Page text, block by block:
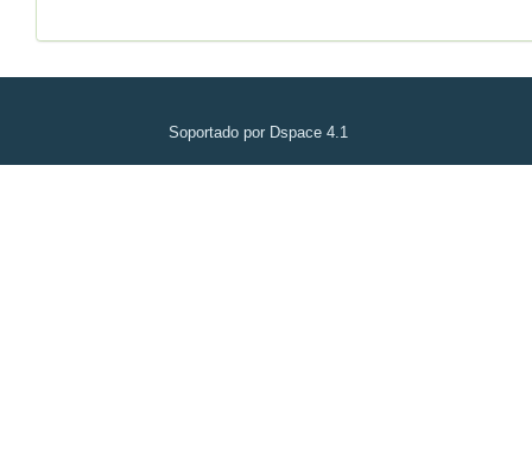
Soportado por Dspace 4.1